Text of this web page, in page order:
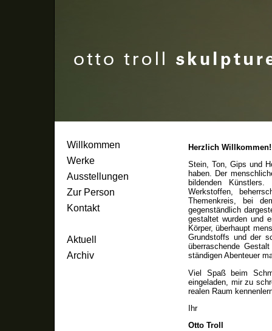
Willkommen
Werke
Ausstellungen
Zur Person
Kontakt
Aktuell
Archiv
Herzlich Willkommen!
Stein, Ton, Gips und
haben. Der
bildenden
Werkstoffen,
Themenkreis, bei
gegenständlich
gestaltet wurden und
Körper, überhaupt
Grundstoffs und der
überraschende
ständigen Abenteuer
Viel Spaß beim
eingeladen, mir zu
realen Raum
Ihr
Otto Troll